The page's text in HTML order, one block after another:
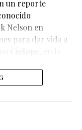
un reporte
Nelson en
para dar vida a